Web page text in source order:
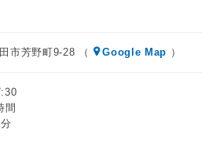
遇いたします。
タッフを募集中
免許のみ/未経験スタートOK
を幅広くお任せします。
で対応していただき、
りますので、
ーションを取ることも重要な仕事で
市芳野町9-28 （ Google Map ）
間